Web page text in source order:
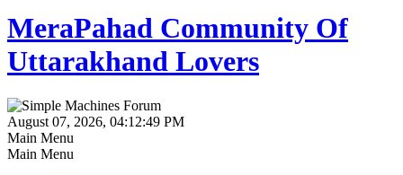
MeraPahad Community Of
Uttarakhand Lovers
August 07, 2026, 04:12:49 PM
Main Menu
Main Menu